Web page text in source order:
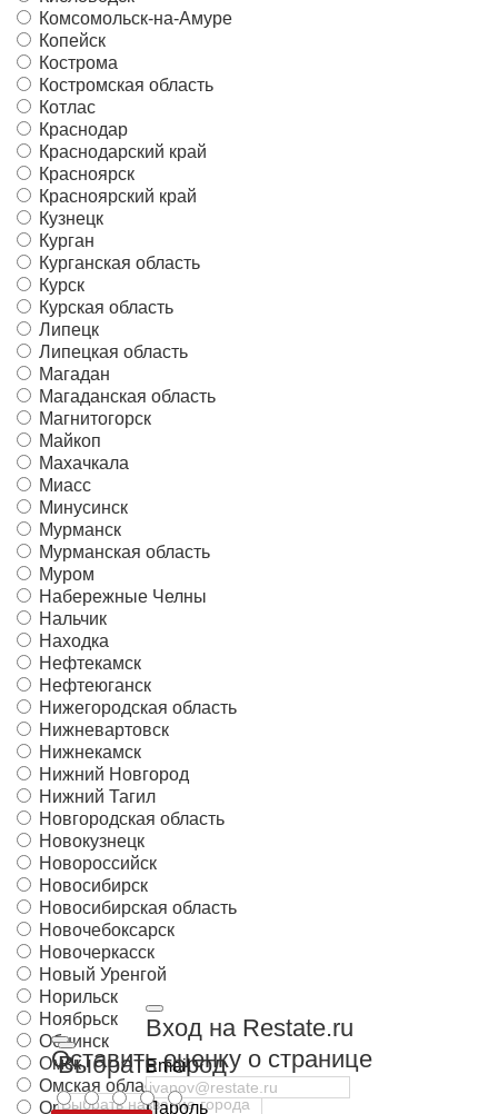
Выбрать город
Вход на Restate.ru
Email
Пароль
Комсомольск-на-Амуре
Копейск
Кострома
Костромская область
Котлас
Краснодар
Краснодарский край
Красноярск
Красноярский край
Кузнецк
Курган
Курганская область
Курск
Курская область
Липецк
Липецкая область
Магадан
Магаданская область
Магнитогорск
Майкоп
Махачкала
Миасс
Минусинск
Мурманск
Мурманская область
Муром
Набережные Челны
Нальчик
Находка
Нефтекамск
Нефтеюганск
Нижегородская область
Нижневартовск
Нижнекамск
Нижний Новгород
Нижний Тагил
Новгородская область
Новокузнецк
Новороссийск
Новосибирск
Новосибирская область
Новочебоксарск
Новочеркасск
Новый Уренгой
Норильск
Ноябрьск
Обнинск
Омск
Омская область
Орёл
Оставить оценку о странице